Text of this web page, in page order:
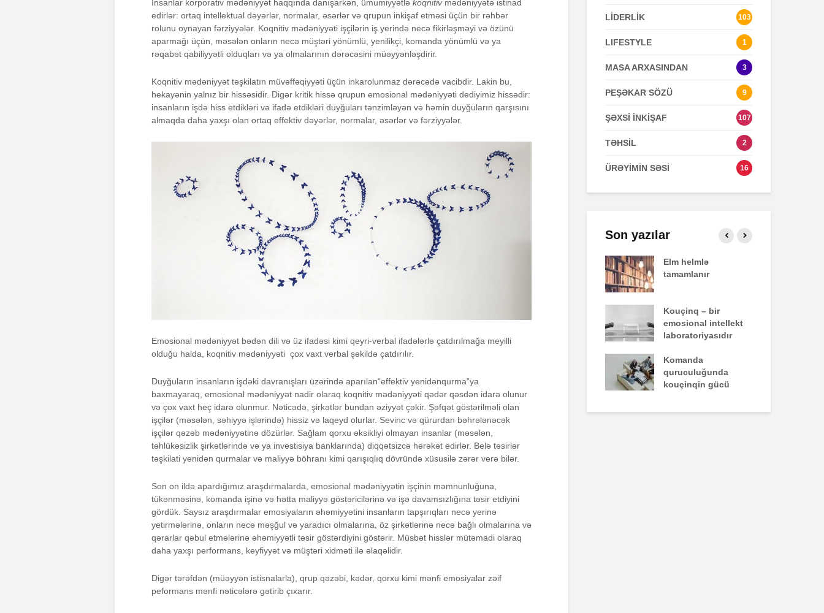
İnsanlar korporativ mədəniyyət haqqında danışarkən, ümumiyyətlə koqnitivmədəniyyətə istinad
edirlər: ortaq intellektual dəyərlər, normalar, əsərlər və qrupun inkişaf etməsi üçün bir rəhbər
rolunu oynayan fərziyyələr. Koqnitiv mədəniyyəti işçilərin iş yerində necə fikirləşməyi və özünü
aparmağı üçün, məsələn onların necə müştəri yönümlü, yenilikçi, komanda yönümlü və ya
rəqabət qabiliyyətli olduqları və ya olmalarının dərəcəsini müəyyənləşdirir.
Koqnitiv mədəniyyət təşkilatın müvəffəqiyyəti üçün inkarolunmaz dərəcədə vacibdir. Lakin bu,
hekayənin yalnız bir hissəsidir. Digər kritik hissə qrupun emosional mədəniyyəti dediyimiz hissədir:
insanların işdə hiss etdikləri və ifadə etdikləri duyğuları tənzimləyən və həmin duyğuların qarşısını
almaqda daha yaxşı olan ortaq effektiv dəyərlər, normalar, əsərlər və fərziyyələr.
Emosional mədəniyyət bədən dili və üz ifadəsi kimi qeyri-verbal ifadələrlə çatdırılmağa meyilli
olduğu halda, koqnitiv mədəniyyəti çox vaxt verbal şəkildə çatdırılır.
Duyğuların insanların işdəki davranışları üzərində aparılan“effektiv yenidənqurma”ya
baxmayaraq, emosional mədəniyyət nadir olaraq koqnitiv mədəniyyəti qədər qəsdən idarə olunur
və çox vaxt heç idarə olunmur. Nəticədə, şirkətlər bundan əziyyət çəkir. Şəfqət göstərilməli olan
işçilər (məsələn, səhiyyə işlərində) hissiz və laqeyd olurlar. Sevinc və qürurdan bəhrələnəcək
işçilər qəzəb mədəniyyətinə dözürlər. Sağlam qorxu əksikliyi olmayan insanlar (məsələn,
təhlükəsizlik şirkətlərində və ya investisiya banklarında) diqqətsizcə hərəkət edirlər. Belə təsirlər
təşkilati yenidən qurmalar və maliyyə böhranı kimi qarışıqlıq dövründə xüsusilə zərər verə bilər.
Son on ildə apardığımız araşdırmalarda, emosional mədəniyyətin işçinin məmnunluğuna,
tükənməsinə, komanda işinə və hətta maliyyə göstəricilərinə və işə davamsızlığına təsir etdiyini
gördük. Saysız araşdırmalar emosiyaların əhəmiyyətini insanların tapşırıqları necə yerinə
yetirmələrinə, onların necə məşğul və yaradıcı olmalarına, öz şirkətlərinə necə bağlı olmalarına və
qərarlar qəbul etmələrinə əhəmiyyətli təsir göstərdiyini göstərir. Müsbət hisslər mütəmadi olaraq
daha yaxşı performans, keyfiyyət və müştəri xidməti ilə əlaqəlidir.
Digər tərəfdən (müəyyən istisnalarla), qrup qəzəbi, kədər, qorxu kimi mənfi emosiyalar zəif
peformans mənfi nəticələrə gətirib çıxarır.
LİDERLİK 103
LIFESTYLE 1
MASA ARXASINDAN 3
PEŞƏKAR SÖZÜ 9
ŞƏXSİ İNKİŞAF 107
TƏHSİL 2
ÜRƏYİMİN SƏSİ 16
Son yazılar
Savadlıyam, yoxsa
İnsana nəsihət yox,
Elm helmlə
tamamlanır
Kouçinq – bir
emosional intellekt
laboratoriyasıdır
Komanda
quruculuğunda
kouçinqin gücü
yoxsa biz?